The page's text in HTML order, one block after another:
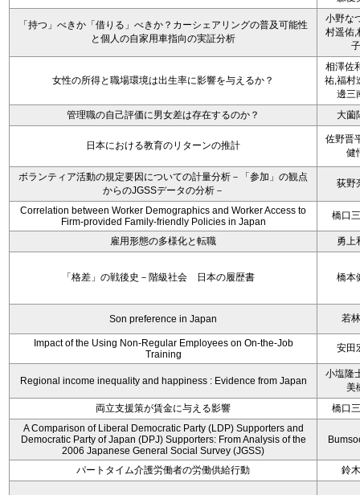
「持つ」べきか「借りる」べきか？カーシェアリングの普及可能性
と個人の自家用車指向の実証分析
小野な
村遥佑,
子
女性の所得と職場環境は出生率に影響を与えるか？
相澤佐
祐,福村
邊三
管理職の自己評価に男女差は存在するのか？
大薗
日本における教育のリターンの推計
佐野晋
健
ボランティア活動の規定要因についての計量分析－「参加」の観点
からのJGSSデータの分析－
荻野
Correlation between Worker Demographics and Worker Access to
Firm-provided Family-friendly Policies in Japan
橋口
雇用形態の多様化と転職 勇上
「格差」の戦後史－階級社会 日本の履歴書 橋本
Son preference in Japan 若
Impact of the Using Non-Regular Employees on On-the-Job
Training
安田
Regional income inequality and happiness : Evidence from Japan
小塩隆
美
両立支援策が賃金に与える影響
橋口
A Comparison of Liberal Democratic Party (LDP) Supporters and
Democratic Party of Japan (DPJ) Supporters: From Analysis of the
2006 Japanese General Social Survey (JGSS)
パートタイム介護労働者の労働供給行動 鈴